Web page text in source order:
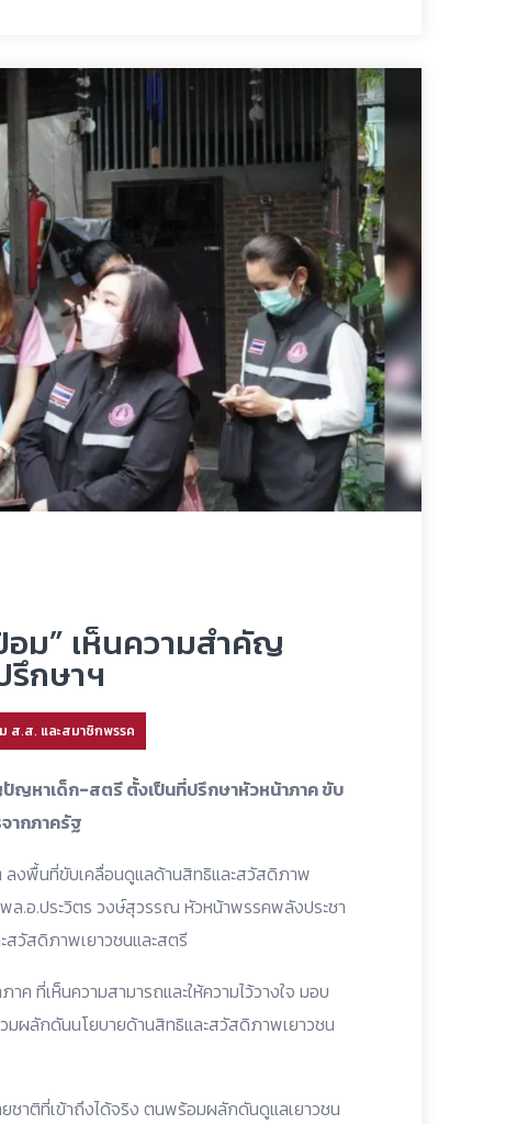
ม” เห็นความสำคัญ
กษาฯ
ส.ส. และสมาชิกพรรค
หาเด็ก-สตรี ตั้งเป็นที่ปรึกษาหัวหน้าภาค ขับ
ากภาครัฐ
งพื้นที่ขับเคลื่อนดูแลด้านสิทธิและสวัสดิภาพ
ล.อ.ประวิตร วงษ์สุวรรณ หัวหน้าพรรคพลังประชา
สวัสดิภาพเยาวชนและสตรี
ที่เห็นความสามารถและให้ความไว้วางใจ มอบ
มผลักดันนโยบายด้านสิทธิและสวัสดิภาพเยาวชน
ชาติที่เข้าถึงได้จริง ตนพร้อมผลักดันดูแลเยาวชน